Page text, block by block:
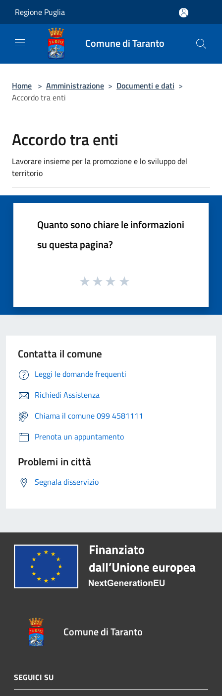
Regione Puglia
Comune di Taranto
Home > Amministrazione > Documenti e dati >
Accordo tra enti
Accordo tra enti
Lavorare insieme per la promozione e lo sviluppo del
territorio
Quanto sono chiare le informazioni
su questa pagina?
Contatta il comune
Leggi le domande frequenti
Richiedi Assistenza
Chiama il comune 099 4581111
Prenota un appuntamento
Problemi in città
Segnala disservizio
Comune di Taranto
SEGUICI SU